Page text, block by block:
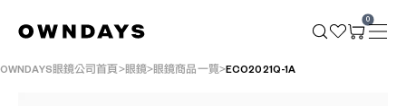
0
OWNDAYS眼鏡公司首頁 眼鏡 眼鏡商品一覽 ECO2021Q-1A